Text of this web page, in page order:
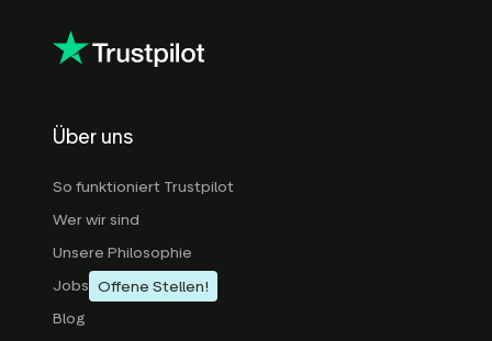
Über uns
So funktioniert Trustpilot
Wer wir sind
Unsere Philosophie
Jobs Offene Stellen!
Blog